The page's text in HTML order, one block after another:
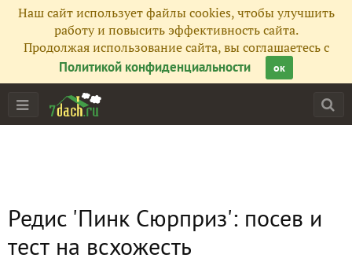
Наш сайт использует файлы cookies, чтобы улучшить
работу и повысить эффективность сайта.
Продолжая использование сайта, вы соглашаетесь с
Политикой конфиденциальности
ок
Редис 'Пинк Сюрприз': посев и
тест на всхожесть